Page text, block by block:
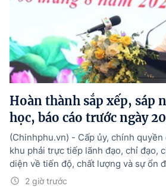
Hoàn thành sắp xếp, sáp
học, báo cáo trước ngày
2 giờ trước
(Chinhphu.vn) - Cấp ủy, chính quyền
khu phải trực tiếp lãnh đạo, chỉ đạo,
diện về tiến độ, chất lượng và sự ổn